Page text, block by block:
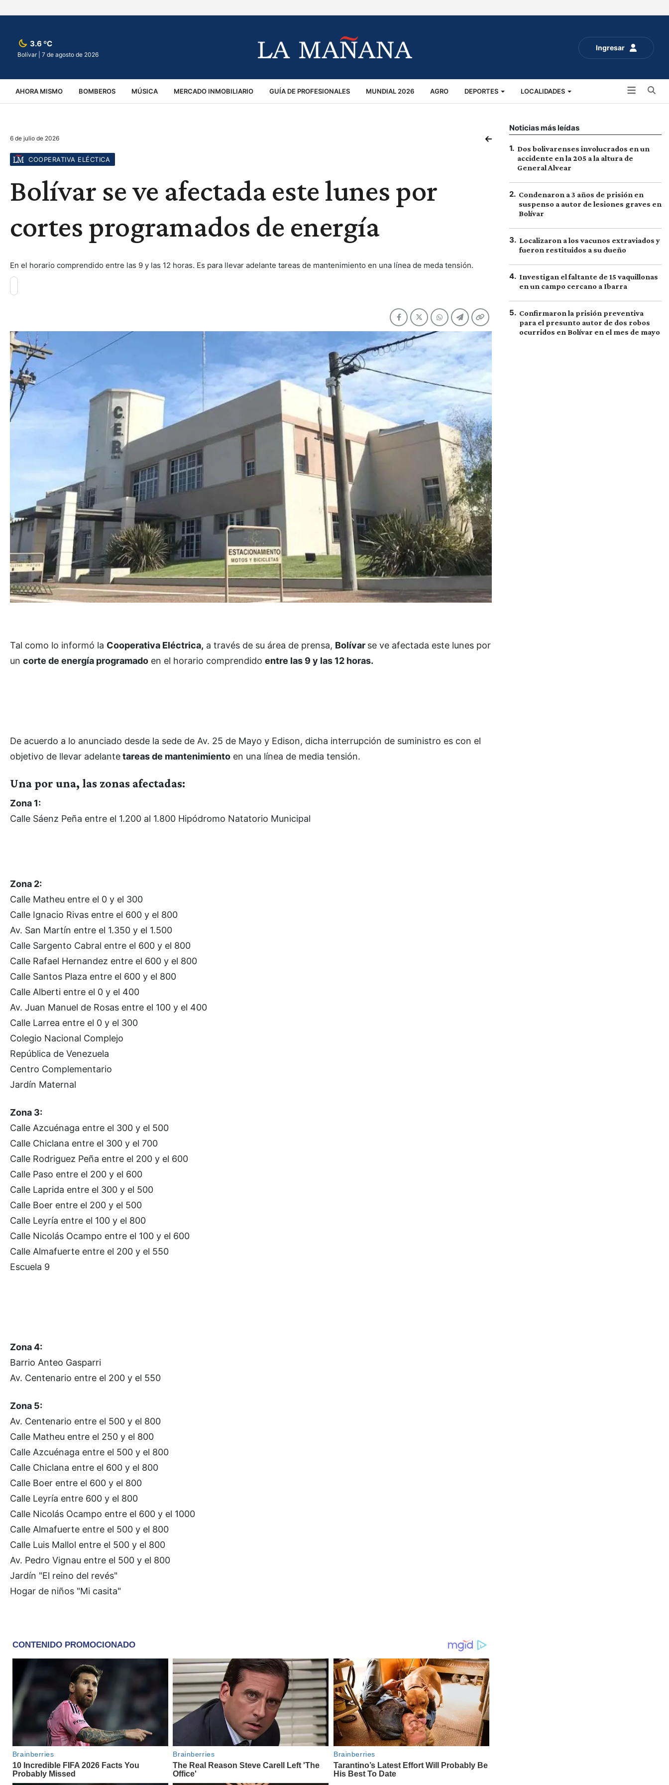
Ingresar
3.6 ºC
Bolívar | 7 de agosto de 2026
AHORA MISMO BOMBEROS MÚSICA MERCADO INMOBILIARIO GUÍA DE PROFESIONALES MUNDIAL 2026 AGRO DEPORTES LOCALIDADES
VIRALES ACCIDENTES
6 de julio de 2026
COOPERATIVA ELÉCTICA
Bolívar se ve afectada este lunes por
cortes programados de energía
En el horario comprendido entre las 9 y las 12 horas. Es para llevar adelante tareas de mantenimiento en una línea de meda tensión.
Tal como lo informó la Cooperativa Eléctrica, a través de su área de prensa, Bolívar se ve afectada este lunes por
un corte de energía programado en el horario comprendido entre las 9 y las 12 horas.
De acuerdo a lo anunciado desde la sede de Av. 25 de Mayo y Edison, dicha interrupción de suministro es con el
objetivo de llevar adelantetareas de mantenimiento en una línea de media tensión.
Una por una, las zonas afectadas:
Zona 1:
Calle Sáenz Peña entre el 1.200 al 1.800 Hipódromo Natatorio Municipal
Zona 2:
Calle Matheu entre el 0 y el 300
Calle Ignacio Rivas entre el 600 y el 800
Av. San Martín entre el 1.350 y el 1.500
Calle Sargento Cabral entre el 600 y el 800
Calle Rafael Hernandez entre el 600 y el 800
Calle Santos Plaza entre el 600 y el 800
Calle Alberti entre el 0 y el 400
Av. Juan Manuel de Rosas entre el 100 y el 400
Calle Larrea entre el 0 y el 300
Colegio Nacional Complejo
República de Venezuela
Centro Complementario
Jardín Maternal
Zona 3:
Calle Azcuénaga entre el 300 y el 500
Calle Chiclana entre el 300 y el 700
Calle Rodriguez Peña entre el 200 y el 600
Calle Paso entre el 200 y el 600
Calle Laprida entre el 300 y el 500
Calle Boer entre el 200 y el 500
Calle Leyría entre el 100 y el 800
Calle Nicolás Ocampo entre el 100 y el 600
Calle Almafuerte entre el 200 y el 550
Escuela 9
Zona 4:
Barrio Anteo Gasparri
Av. Centenario entre el 200 y el 550
Zona 5:
Av. Centenario entre el 500 y el 800
Calle Matheu entre el 250 y el 800
Calle Azcuénaga entre el 500 y el 800
Calle Chiclana entre el 600 y el 800
Calle Boer entre el 600 y el 800
Calle Leyría entre 600 y el 800
Calle Nicolás Ocampo entre el 600 y el 1000
Calle Almafuerte entre el 500 y el 800
Calle Luis Mallol entre el 500 y el 800
Av. Pedro Vignau entre el 500 y el 800
Jardín "El reino del revés"
Hogar de niños "Mi casita"
Noticias más leídas
1. Dos bolivarenses involucrados en un
accidente en la 205 a la altura de
General Alvear
2. Condenaron a 3 años de prisión en
suspenso a autor de lesiones graves en
Bolívar
3. Localizaron a los vacunos extraviados y
fueron restituidos a su dueño
4. Investigan el faltante de 15 vaquillonas
en un campo cercano a Ibarra
5. Confirmaron la prisión preventiva
para el presunto autor de dos robos
ocurridos en Bolívar en el mes de mayo